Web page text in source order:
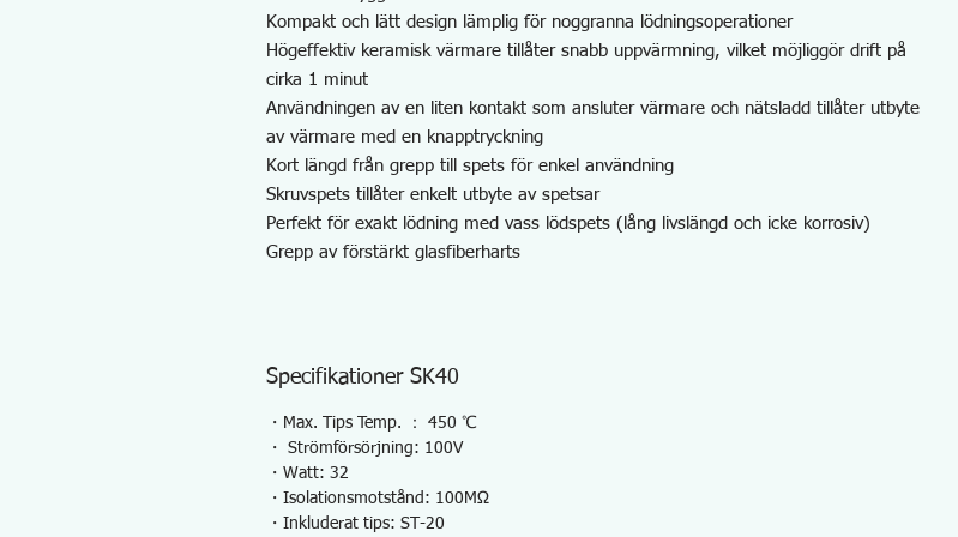
Kompakt och lätt design lämplig för noggranna lödningsoperationer
Högeffektiv keramisk värmare tillåter snabb uppvärmning, vilket möjliggör drift på
cirka 1 minut
Användningen av en liten kontakt som ansluter värmare och nätsladd tillåter utbyte
av värmare med en knapptryckning
Kort längd från grepp till spets för enkel användning
Skruvspets tillåter enkelt utbyte av spetsar
Perfekt för exakt lödning med vass lödspets (lång livslängd och icke korrosiv)
Grepp av förstärkt glasfiberharts
Specifikationer SK40
・Max. Tips Temp. ： 450 ℃
・ Strömförsörjning: 100V
・Watt: 32
・Isolationsmotstånd: 100MΩ
・Inkluderat tips: ST-20